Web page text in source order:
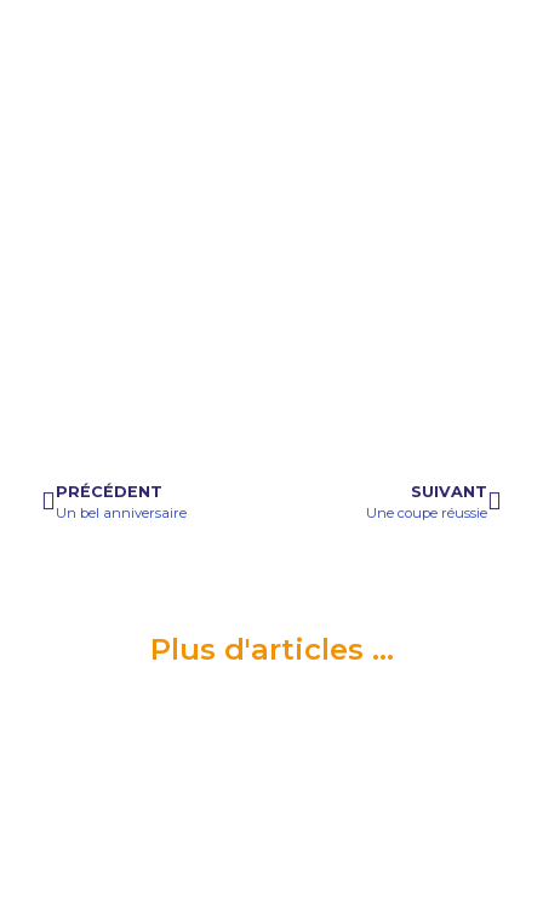
PRÉCÉDENT
Un bel anniversaire
SUIVANT
Une coupe réussie
Plus d'articles ...